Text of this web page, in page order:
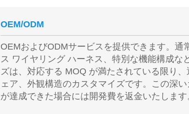
OEM/ODM
OEMおよびODMサービスを提供できます。
ス ワイヤリング ハーネス、特別な機能構成な
ズは、対応する MOQ が満たされている限り
ェア、外観構造のカスタマイズです。この深
が達成できた場合には開発費を返金いたします